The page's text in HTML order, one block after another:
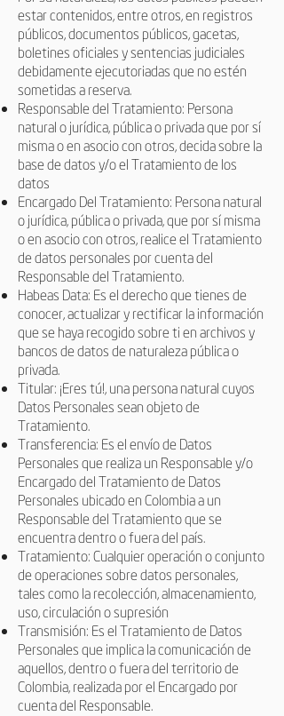
estar contenidos, entre otros, en registros
públicos, documentos públicos, gacetas,
boletines oficiales y sentencias judiciales
debidamente ejecutoriadas que no estén
sometidas a reserva.
Responsable del Tratamiento: Persona
natural o jurídica, pública o privada que por sí
misma o en asocio con otros, decida sobre la
base de datos y/o el Tratamiento de los
datos
Encargado Del Tratamiento: Persona natural
o jurídica, pública o privada, que por sí misma
o en asocio con otros, realice el Tratamiento
de datos personales por cuenta del
Responsable del Tratamiento.
Habeas Data: Es el derecho que tienes de
conocer, actualizar y rectificar la información
que se haya recogido sobre ti en archivos y
bancos de datos de naturaleza pública o
privada.
Titular: ¡Eres tú!, una persona natural cuyos
Datos Personales sean objeto de
Tratamiento.
Transferencia: Es el envío de Datos
Personales que realiza un Responsable y/o
Encargado del Tratamiento de Datos
Personales ubicado en Colombia a un
Responsable del Tratamiento que se
encuentra dentro o fuera del país.
Tratamiento: Cualquier operación o conjunto
de operaciones sobre datos personales,
tales como la recolección, almacenamiento,
uso, circulación o supresión
Transmisión: Es el Tratamiento de Datos
Personales que implica la comunicación de
aquellos, dentro o fuera del territorio de
Colombia, realizada por el Encargado por
cuenta del Responsable.